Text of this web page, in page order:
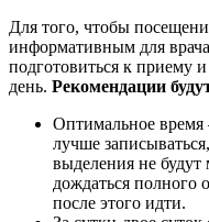
Для того, чтобы
информативным для
подготовиться к приему
день. Рекомендации
Оптимальное время
лучше
выделения не
дождаться полного
после этого идти.